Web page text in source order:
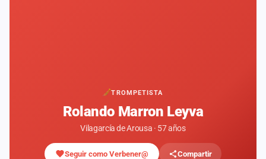
TROMPETISTA
Rolando Marron Leyva
Vilagarcía de Arousa · 57 años
Seguir como Verbener@ Compartir
Rankings